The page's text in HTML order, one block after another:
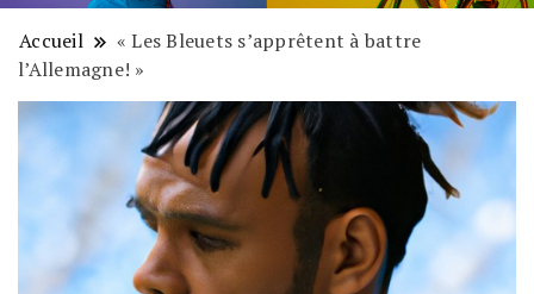
Accueil
« Les Bleuets s’apprêtent à battre
l’Allemagne! »